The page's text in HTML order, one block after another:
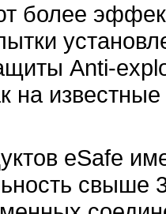
более
Anti-
на
eSafe
свыше